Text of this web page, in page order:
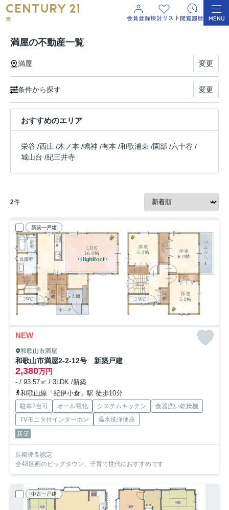
満屋の不動産一覧
満屋 変更
条件から探す 変更
おすすめのエリア
栄谷 /西庄 /木ノ本 /鳴神 /有本 /和歌浦東 /園部 /六十谷 /
城山台 /紀三井寺
2件
新築一戸建
NEW
和歌山市満屋
和歌山市満屋2-2-12号 新築戸建
2,380万円
- / 93.57㎡ / 3LDK /新築
和歌山線「紀伊小倉」駅 徒歩10分
駐車2台可 オール電化 システムキッチン
食器洗い乾燥機
TVモニタ付インターホン
温水洗浄便座
新築
長期優良認定
全48区画のビッグタウン、子育て世代におすすめです
中古一戸建